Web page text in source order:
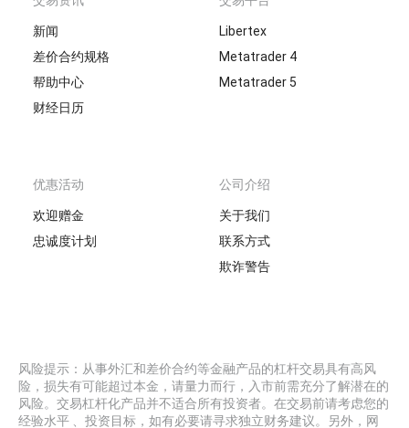
新闻
差价合约规格
帮助中心
财经日历
Libertex
Metatrader 4
Metatrader 5
优惠活动
欢迎赠金
忠诚度计划
公司介绍
关于我们
联系方式
欺诈警告
风险提示：从事外汇和差价合约等金融产品的杠杆交易具有高风
险，损失有可能超过本金，请量力而行，入市前需充分了解潜在的
风险。交易杠杆化产品并不适合所有投资者。在交易前请考虑您的
经验水平 、投资目标，如有必要请寻求独立财务建议。另外，网